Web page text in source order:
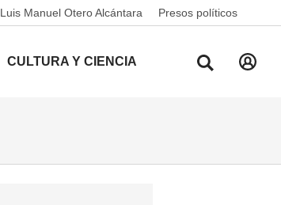
Luis Manuel Otero Alcántara Presos políticos
CULTURA Y CIENCIA